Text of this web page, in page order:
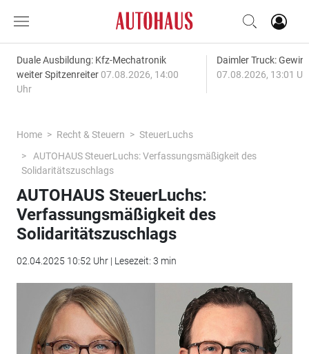
Duale Ausbildung: Kfz-Mechatronik
weiter Spitzenreiter 07.08.2026, 14:00
Uhr
Daimler Truck:
07.08.2026, 13:01
Home Recht & Steuern
SteuerLuchs
AUTOHAUS SteuerLuchs: Verfassungsmäßigkeit des
Solidaritätszuschlags
AUTOHAUS SteuerLuchs:
Verfassungsmäßigkeit des
Solidaritätszuschlags
02.04.2025 10:52 Uhr | Lesezeit: 3 min